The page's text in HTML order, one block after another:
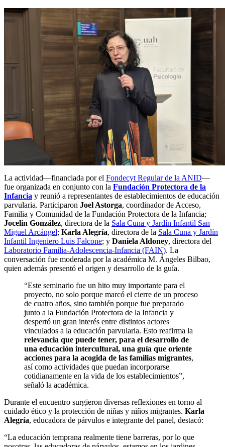
La actividad—financiada por el Fondecyt Regular de la ANID—
fue organizada en conjunto con la Fundación Protectora de la
Infancia y reunió a representantes de establecimientos de educación
parvularia. Participaron Joel Astorga, coordinador de Acceso,
Familia y Comunidad de la Fundación Protectora de la Infancia;
Jocelin González, directora de la Sala Cuna y Jardín Infantil San
Miguel Arcángel; Karla Alegría, directora de la Sala Cuna y Jardín
Infantil Ingeniero Luis Falcone; y Daniela Aldoney, directora del
Laboratorio Familia-Adolescencia-Infancia (FAIN). La
conversación fue moderada por la académica M. Ángeles Bilbao,
quien además presentó el origen y desarrollo de la guía.
“Este seminario fue un hito muy importante para el
proyecto, no solo porque marcó el cierre de un proceso
de cuatro años, sino también porque fue preparado
junto a la Fundación Protectora de la Infancia y
despertó un gran interés entre distintos actores
vinculados a la educación parvularia. Esto reafirma la
relevancia que puede tener, para el desarrollo de
una educación intercultural, una guía que oriente
acciones para la acogida de las familias migrantes,
así como actividades que puedan incorporarse
cotidianamente en la vida de los establecimientos”,
señaló la académica.
Durante el encuentro surgieron diversas reflexiones en torno al
cuidado ético y la protección de niñas y niños migrantes. Karla
Alegría, educadora de párvulos e integrante del panel, destacó:
“La educación temprana realmente tiene barreras, por lo que